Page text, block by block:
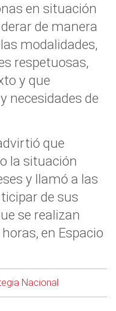
en situación
de manera
modalidades,
respetuosas,
y que
necesidades de
que
la situación
y llamó a las
de sus
se realizan
en Espacio
Nacional